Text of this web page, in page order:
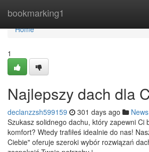
bookmarking1
Home
Home
1
Najlepszy dach dla
declanzzsh599159 301 days ago News
Szukasz solidnego dachu, który zapewni Ci
komfort? Wtedy trafiłeś idealnie do nas!
Ciebie" oferuje szeroki wybór rozwiązań